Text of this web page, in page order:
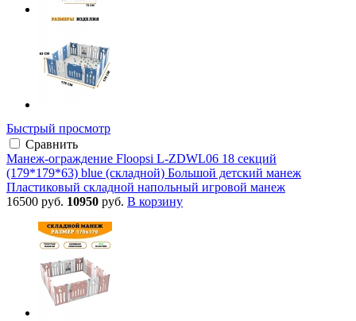
Быстрый просмотр
Сравнить
Манеж-ограждение Floopsi L-ZDWL06 18 секций
(179*179*63) blue (складной) Большой детский манеж
Пластиковый складной напольный игровой манеж
16500 руб. 10950 руб. В корзину